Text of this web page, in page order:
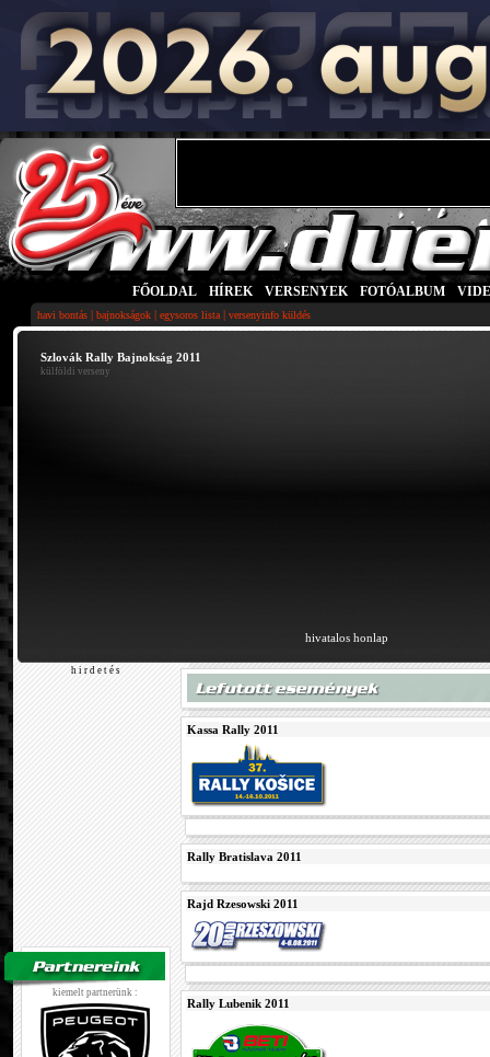
FŐOLDAL HÍREK VERSENYEK FOTÓALBUM
havi bontás | bajnokságok | egysoros lista | versenyinfo küldés
Szlovák Rally Bajnokság 2011
külföldi verseny
hivatalos honlap
h i r d e t é s
kiemelt partnerünk :
Kassa Rally 2011
Rally Bratislava 2011
Rajd Rzesowski 2011
Rally Lubenik 2011